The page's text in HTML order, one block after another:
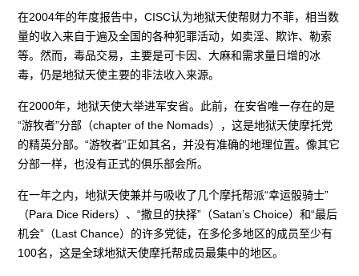
在2004年的年度报告中，CISC认为地狱天使帮财力不菲，相当数
量的收入来自于遍及全国的各种犯罪活动，如卖淫、欺诈、勒索
等。然而，毒品交易，主要是可卡因、大麻和需求量日增的冰
毒，仍是地狱天使主要的非法收入来源。
在2000年，地狱天使大举进军安省。此前，在安省唯一存在的是
“游牧者”分部（chapter of the Nomads），这是地狱天使摩托党
的精英分部。“游牧者”正如其名，并没有准确的地理位置。像其它
分部一样，也没有正式的俱乐部会所。
在一年之内，地狱天使兼并与吸收了几个摩托帮派“幸运骰骑士”
（Para Dice Riders）、“撒旦的抉择”（Satan’s Choice）和“最后
机会”（Last Chance）的许多党徒，在多伦多地区的成员至少有
100名，这是全球地狱天使摩托帮成员最集中的地区。